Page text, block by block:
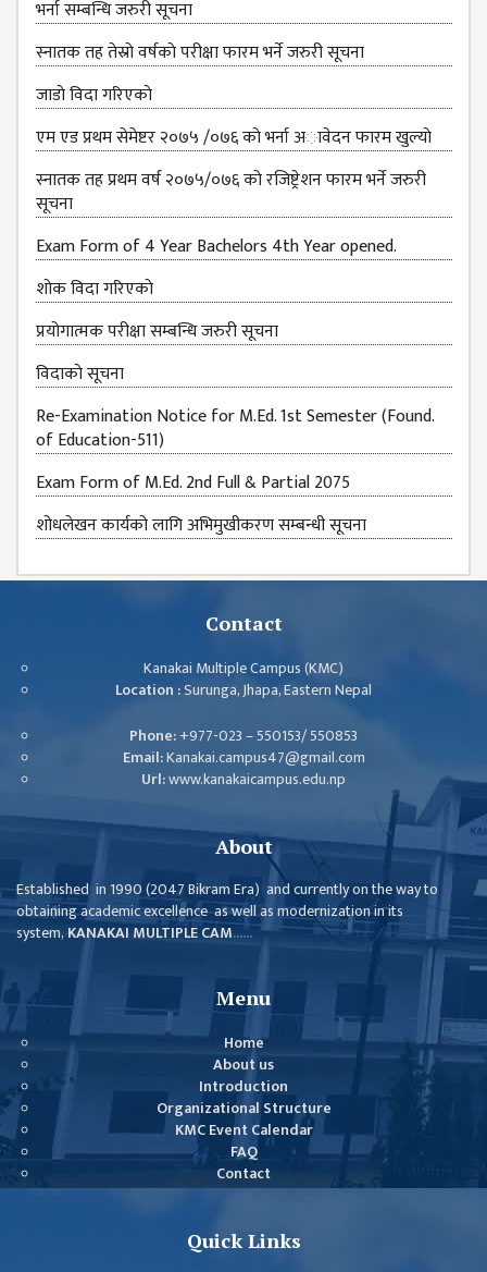
भर्ना सम्बन्धि जरुरी सूचना
स्नातक तह तेस्राे वर्षकाे परीक्षा फारम भर्ने जरुरी सूचना
जाडाे विदा गरिएकाे
एम एड प्रथम सेमेष्टर २०७५ /०७६ काे भर्ना अावेदन फारम खुल्याे
स्नातक तह प्रथम वर्ष २०७५/०७६ काे रजिष्ट्रेशन फारम भर्ने जरुरी
सूचना
Exam Form of 4 Year Bachelors 4th Year opened.
शाेक विदा गरिएकाे
प्रयोगात्मक परीक्षा सम्बन्धि जरुरी सूचना
विदाकाे सूचना
Re-Examination Notice for M.Ed. 1st Semester (Found.
of Education-511)
Exam Form of M.Ed. 2nd Full & Partial 2075
शोधलेखन कार्यको लागि अभिमुखीकरण सम्बन्धी सूचना
Contact
Kanakai Multiple Campus (KMC)
Location :Surunga, Jhapa, Eastern Nepal
Phone:+977-023 – 550153/ 550853
Email:Kanakai.campus47@gmail.com
Url:www.kanakaicampus.edu.np
About
Established in 1990 (2047 Bikram Era) and currently on the way to
obtaining academic excellence as well as modernization in its
system, KANAKAI MULTIPLE CAM......
Menu
Home
About us
Introduction
Organizational Structure
KMC Event Calendar
FAQ
Contact
Quick Links